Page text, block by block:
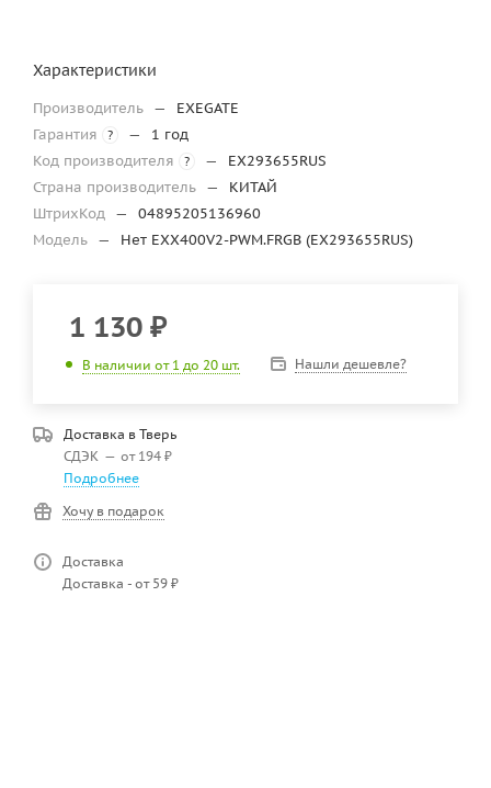
Характеристики
Производитель —
EXEGATE
Гарантия
? —
1 год
Код производителя
? —
EX293655RUS
Страна производитель —
КИТАЙ
ШтрихКод —
04895205136960
Модель — Нет EXX400V2-PWM.FRGB (EX293655RUS)
1 130 ₽
В наличии от 1 до 20 шт. Нашли дешевле?
Доставка в Тверь
СДЭК — от 194 ₽
Подробнее
Хочу в подарок
Доставка
Доставка - от 59 ₽